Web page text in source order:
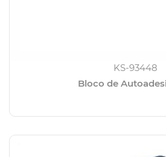
KS-93448
Bloco de